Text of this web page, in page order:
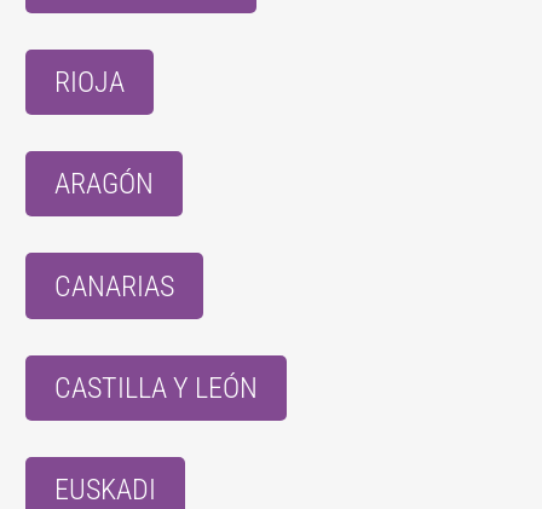
RIOJA
ARAGÓN
CANARIAS
CASTILLA Y LEÓN
EUSKADI